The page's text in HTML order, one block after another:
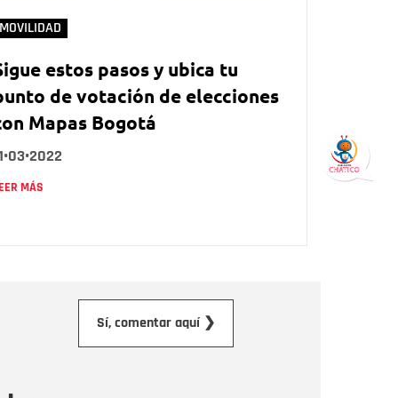
MOVILIDAD
estos pasos y ubica tu
de votación de elecciones
Mapas Bogotá
MÁS
Sí, comentar aquí ❯